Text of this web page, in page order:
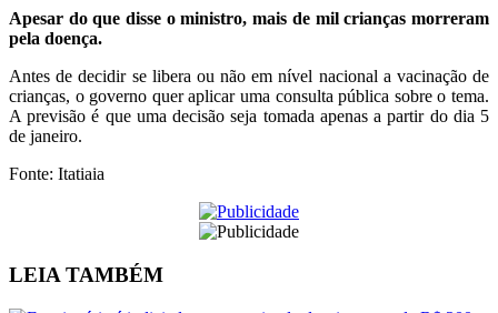
Apesar do que disse o ministro, mais de mil crianças morreram
pela doença.
Antes de decidir se libera ou não em nível nacional a vacinação de
crianças, o governo quer aplicar uma consulta pública sobre o tema.
A previsão é que uma decisão seja tomada apenas a partir do dia 5
de janeiro.
Fonte: Itatiaia
LEIA TAMBÉM